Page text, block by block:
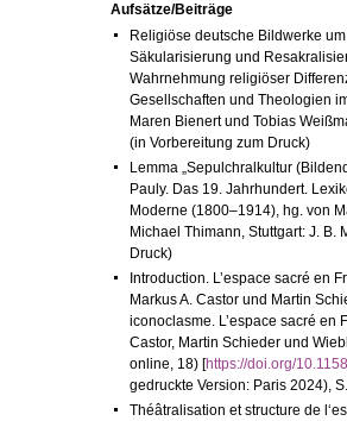
Aufsätze/Beiträge
Religiöse deutsche Bildwerke
Säkularisierung und
Wahrnehmung religiöser
Gesellschaften und Theologien
Maren Bienert und Tobias
(in Vorbereitung zum Druck)
Lemma „Sepulchralkultur
Pauly. Das 19. Jahrhundert.
Moderne (1800–1914), hg. von
Michael Thimann, Stuttgart: J. B.
Druck)
Introduction. L’espace sacré en
Markus A. Castor und Martin
iconoclasme. L’espace sacré en
Castor, Martin Schieder und
online, 18) [https://doi.org/
gedruckte Version: Paris 2024),
Théâtralisation et structure de